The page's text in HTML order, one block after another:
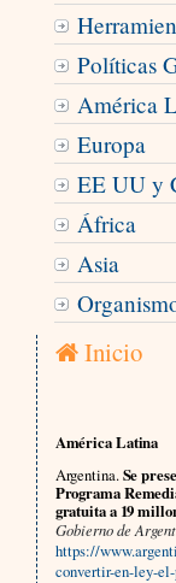
Políticas
América
Europa
EE UU y
África
Asia
Inicio
América Latina
Argentina.Se
Programa
gratuita a 19
Gobierno de
https://
convertir-en-ley-